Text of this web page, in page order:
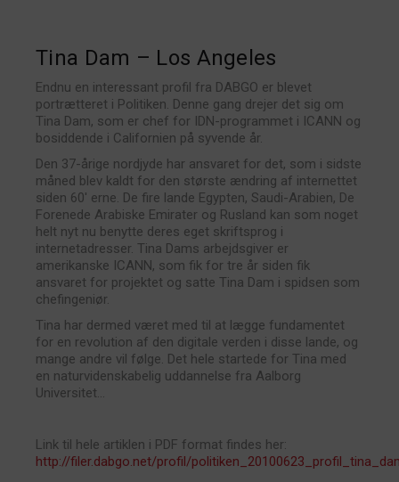
Tina Dam – Los Angeles
Endnu en interessant profil fra DABGO er blevet
portrætteret i Politiken. Denne gang drejer det sig om
Tina Dam, som er chef for IDN-programmet i ICANN og
bosiddende i Californien på syvende år.
Den 37-årige nordjyde har ansvaret for det, som i sidste
måned blev kaldt for den største ændring af internettet
siden 60′ erne. De fire lande Egypten, Saudi-Arabien, De
Forenede Arabiske Emirater og Rusland kan som noget
helt nyt nu benytte deres eget skriftsprog i
internetadresser. Tina Dams arbejdsgiver er
amerikanske ICANN, som fik for tre år siden fik
ansvaret for projektet og satte Tina Dam i spidsen som
chefingeniør.
Tina har dermed været med til at lægge fundamentet
for en revolution af den digitale verden i disse lande, og
mange andre vil følge. Det hele startede for Tina med
en naturvidenskabelig uddannelse fra Aalborg
Universitet…
Link til hele artiklen i PDF format findes her:
http://filer.dabgo.net/profil/